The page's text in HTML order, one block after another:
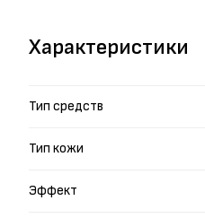
Характеристики
Тип средств
Тип кожи
Эффект